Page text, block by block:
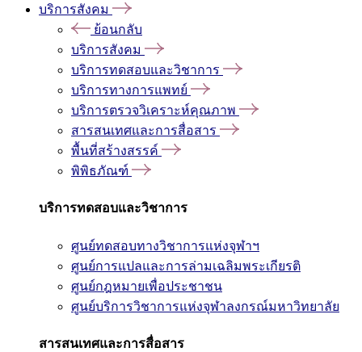
บริการสังคม
ย้อนกลับ
บริการสังคม
บริการทดสอบและวิชาการ
บริการทางการแพทย์
บริการตรวจวิเคราะห์คุณภาพ
สารสนเทศและการสื่อสาร
พื้นที่สร้างสรรค์
พิพิธภัณฑ์
บริการทดสอบและวิชาการ
ศูนย์ทดสอบทางวิชาการแห่งจุฬาฯ
ศูนย์การแปลและการล่ามเฉลิมพระเกียรติ
ศูนย์กฎหมายเพื่อประชาชน
ศูนย์บริการวิชาการแห่งจุฬาลงกรณ์มหาวิทยาลัย
สารสนเทศและการสื่อสาร